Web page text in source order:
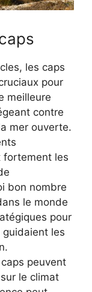
les caps
pour
meilleure
contre
mer ouverte.
fortement les
bon nombre
le monde
pour
guidaient les
peuvent
le climat